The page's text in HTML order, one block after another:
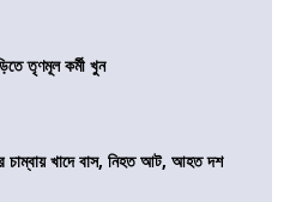
তৃণমূল কর্মী খুন
চাম্বায় খাদে বাস, নিহত আট, আহত দশ